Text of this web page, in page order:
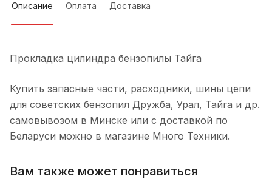
Описание Оплата Доставка
Прокладка цилиндра бензопилы Тайга
Купить запасные части, расходники, шины цепи
для советских бензопил Дружба, Урал, Тайга и др.
самовывозом в Минске или с доставкой по
Беларуси можно в магазине Много Техники.
Вам также может понравиться